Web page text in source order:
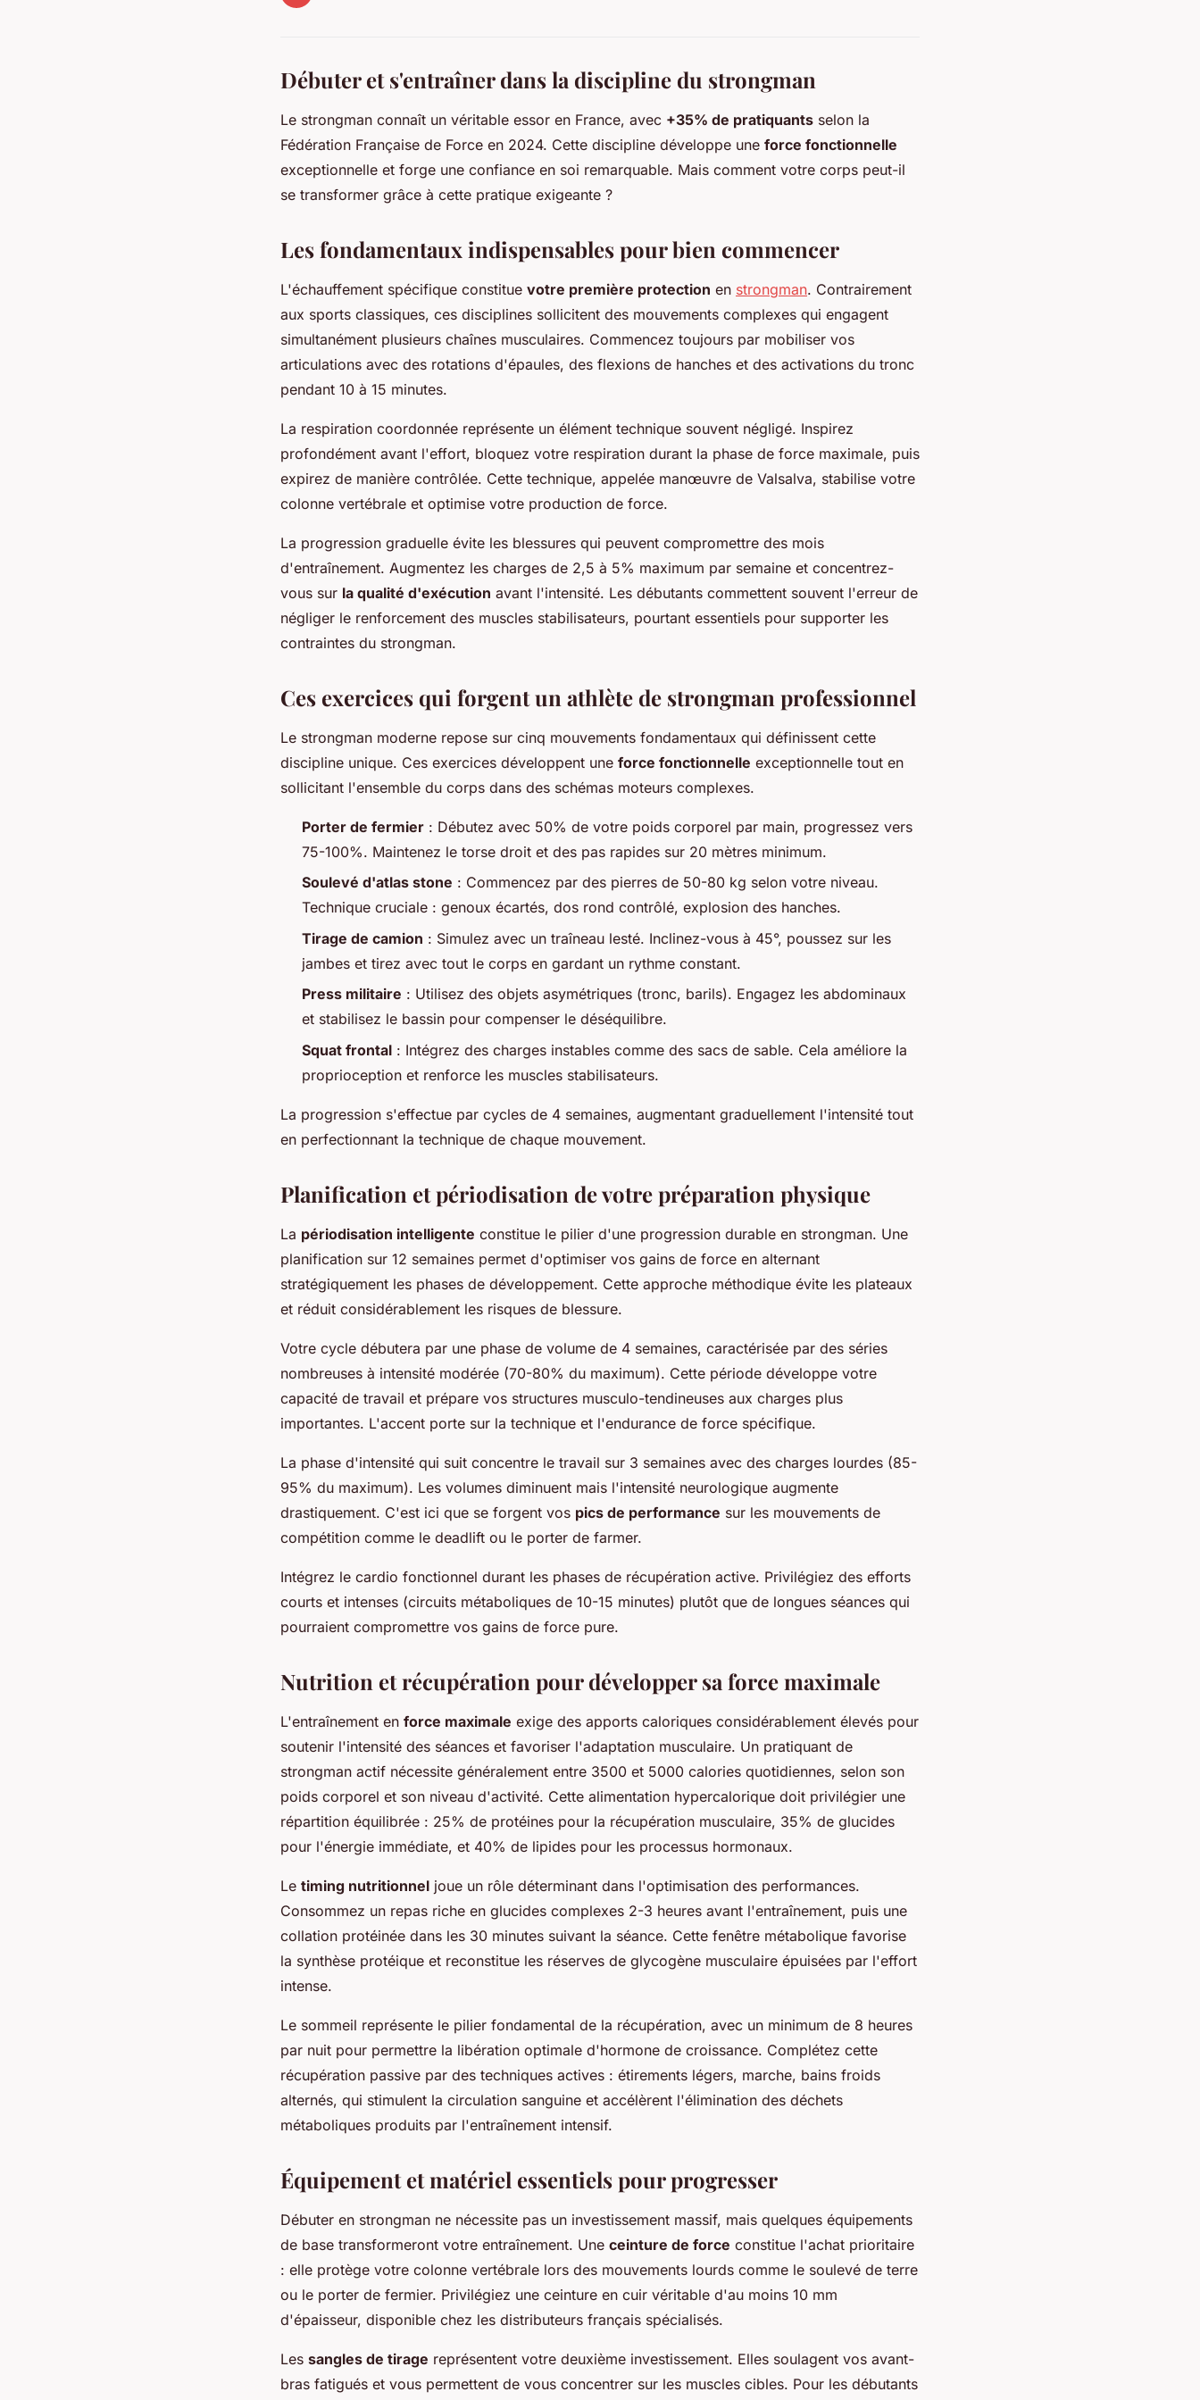
Débuter et s'entraîner dans la discipline du strongman
Le strongman connaît un véritable essor en France, avec +35% de pratiquants selon la
Fédération Française de Force en 2024. Cette discipline développe une force fonctionnelle
exceptionnelle et forge une confiance en soi remarquable. Mais comment votre corps peut-il
se transformer grâce à cette pratique exigeante ?
Les fondamentaux indispensables pour bien commencer
L'échauffement spécifique constitue votre première protection en strongman. Contrairement
aux sports classiques, ces disciplines sollicitent des mouvements complexes qui engagent
simultanément plusieurs chaînes musculaires. Commencez toujours par mobiliser vos
articulations avec des rotations d'épaules, des flexions de hanches et des activations du tronc
pendant 10 à 15 minutes.
La respiration coordonnée représente un élément technique souvent négligé. Inspirez
profondément avant l'effort, bloquez votre respiration durant la phase de force maximale, puis
expirez de manière contrôlée. Cette technique, appelée manœuvre de Valsalva, stabilise votre
colonne vertébrale et optimise votre production de force.
La progression graduelle évite les blessures qui peuvent compromettre des mois
d'entraînement. Augmentez les charges de 2,5 à 5% maximum par semaine et concentrez-
vous sur la qualité d'exécution avant l'intensité. Les débutants commettent souvent l'erreur de
négliger le renforcement des muscles stabilisateurs, pourtant essentiels pour supporter les
contraintes du strongman.
Ces exercices qui forgent un athlète de strongman professionnel
Le strongman moderne repose sur cinq mouvements fondamentaux qui définissent cette
discipline unique. Ces exercices développent une force fonctionnelle exceptionnelle tout en
sollicitant l'ensemble du corps dans des schémas moteurs complexes.
Porter de fermier : Débutez avec 50% de votre poids corporel par main, progressez vers
75-100%. Maintenez le torse droit et des pas rapides sur 20 mètres minimum.
Soulevé d'atlas stone : Commencez par des pierres de 50-80 kg selon votre niveau.
Technique cruciale : genoux écartés, dos rond contrôlé, explosion des hanches.
Tirage de camion : Simulez avec un traîneau lesté. Inclinez-vous à 45°, poussez sur les
jambes et tirez avec tout le corps en gardant un rythme constant.
Press militaire : Utilisez des objets asymétriques (tronc, barils). Engagez les abdominaux
et stabilisez le bassin pour compenser le déséquilibre.
Squat frontal : Intégrez des charges instables comme des sacs de sable. Cela améliore la
proprioception et renforce les muscles stabilisateurs.
La progression s'effectue par cycles de 4 semaines, augmentant graduellement l'intensité tout
en perfectionnant la technique de chaque mouvement.
Planification et périodisation de votre préparation physique
La périodisation intelligente constitue le pilier d'une progression durable en strongman. Une
planification sur 12 semaines permet d'optimiser vos gains de force en alternant
stratégiquement les phases de développement. Cette approche méthodique évite les plateaux
et réduit considérablement les risques de blessure.
Votre cycle débutera par une phase de volume de 4 semaines, caractérisée par des séries
nombreuses à intensité modérée (70-80% du maximum). Cette période développe votre
capacité de travail et prépare vos structures musculo-tendineuses aux charges plus
importantes. L'accent porte sur la technique et l'endurance de force spécifique.
La phase d'intensité qui suit concentre le travail sur 3 semaines avec des charges lourdes (85-
95% du maximum). Les volumes diminuent mais l'intensité neurologique augmente
drastiquement. C'est ici que se forgent vos pics de performance sur les mouvements de
compétition comme le deadlift ou le porter de farmer.
Intégrez le cardio fonctionnel durant les phases de récupération active. Privilégiez des efforts
courts et intenses (circuits métaboliques de 10-15 minutes) plutôt que de longues séances qui
pourraient compromettre vos gains de force pure.
Nutrition et récupération pour développer sa force maximale
L'entraînement en force maximale exige des apports caloriques considérablement élevés pour
soutenir l'intensité des séances et favoriser l'adaptation musculaire. Un pratiquant de
strongman actif nécessite généralement entre 3500 et 5000 calories quotidiennes, selon son
poids corporel et son niveau d'activité. Cette alimentation hypercalorique doit privilégier une
répartition équilibrée : 25% de protéines pour la récupération musculaire, 35% de glucides
pour l'énergie immédiate, et 40% de lipides pour les processus hormonaux.
Le timing nutritionnel joue un rôle déterminant dans l'optimisation des performances.
Consommez un repas riche en glucides complexes 2-3 heures avant l'entraînement, puis une
collation protéinée dans les 30 minutes suivant la séance. Cette fenêtre métabolique favorise
la synthèse protéique et reconstitue les réserves de glycogène musculaire épuisées par l'effort
intense.
Le sommeil représente le pilier fondamental de la récupération, avec un minimum de 8 heures
par nuit pour permettre la libération optimale d'hormone de croissance. Complétez cette
récupération passive par des techniques actives : étirements légers, marche, bains froids
alternés, qui stimulent la circulation sanguine et accélèrent l'élimination des déchets
métaboliques produits par l'entraînement intensif.
Équipement et matériel essentiels pour progresser
Débuter en strongman ne nécessite pas un investissement massif, mais quelques équipements
de base transformeront votre entraînement. Une ceinture de force constitue l'achat prioritaire
: elle protège votre colonne vertébrale lors des mouvements lourds comme le soulevé de terre
ou le porter de fermier. Privilégiez une ceinture en cuir véritable d'au moins 10 mm
d'épaisseur, disponible chez les distributeurs français spécialisés.
Les sangles de tirage représentent votre deuxième investissement. Elles soulagent vos avant-
bras fatigués et vous permettent de vous concentrer sur les muscles cibles. Pour les débutants